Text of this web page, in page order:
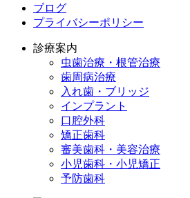
ブログ
プライバシーポリシー
診療案内
虫歯治療・根管治療
歯周病治療
入れ歯・ブリッジ
インプラント
口腔外科
矯正歯科
審美歯科・美容治療
小児歯科・小児矯正
予防歯科